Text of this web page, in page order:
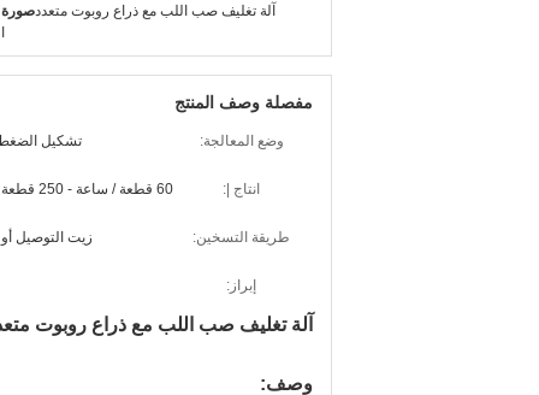
صورةآلة تغليف صب اللب مع ذراع روبوت متعدد
مفصلة وصف المنتج
وضع المعالجة: تشكيل
انتاج |: 60 قطعة / ساعة - 250 قطعة / ساعة ؛
طريقة التسخين: زيت التوصيل أو
إبراز:
آلة تغليف صب اللب مع ذراع روبوت
وصف: